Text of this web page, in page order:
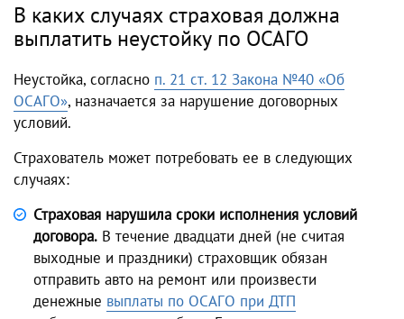
В каких случаях страховая должна
выплатить неустойку по ОСАГО
Неустойка, согласно п. 21 ст. 12 Закона №40 «Об
ОСАГО», назначается за нарушение договорных
условий.
Страхователь может потребовать ее в следующих
случаях:
Страховая нарушила сроки исполнения условий
договора. В течение двадцати дней (не считая
выходные и праздники) страховщик обязан
отправить авто на ремонт или произвести
денежные выплаты по ОСАГО при ДТП